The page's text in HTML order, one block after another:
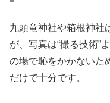
九頭竜神社や箱根神社
が、写真は“撮る技術”
の場で恥をかかないた
だけで十分です。